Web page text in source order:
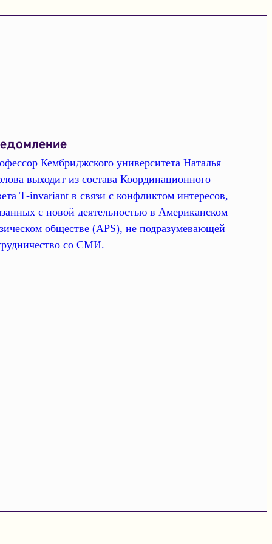
Кембриджского университета Наталья
выходит из состава Координационного
Т-invariant в связи с конфликтом интересов,
с новой деятельностью в Американском
обществе (APS), не подразумевающей
со СМИ.